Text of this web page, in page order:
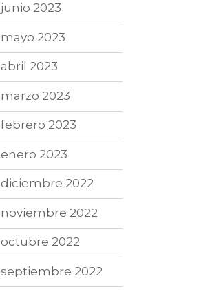
junio 2023
mayo 2023
abril 2023
marzo 2023
febrero 2023
enero 2023
diciembre 2022
noviembre 2022
octubre 2022
septiembre 2022